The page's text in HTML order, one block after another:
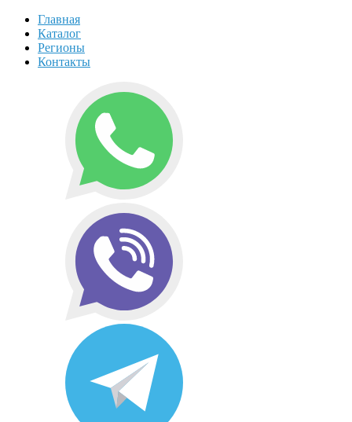
Главная
Каталог
Регионы
Контакты